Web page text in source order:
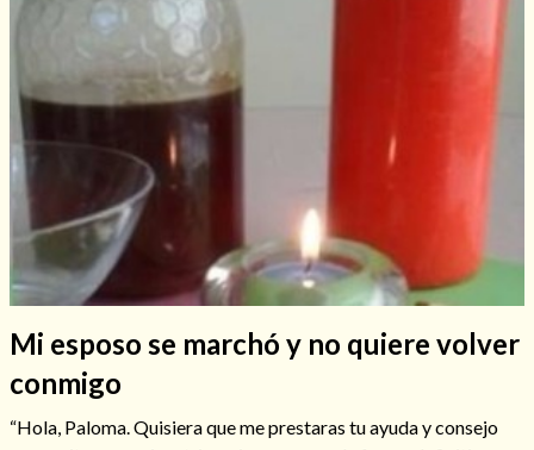
Hechizos de amor
Amarre para recuperar a mi pareja
Mi esposo se marchó y no quiere volver
conmigo
“Hola, Paloma. Quisiera que me prestaras tu ayuda y consejo